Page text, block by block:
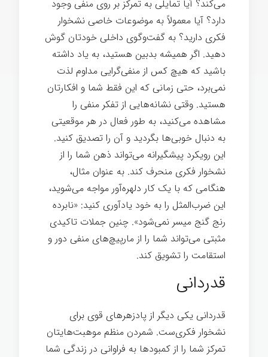
می‌کند؟ آیا تمایلی به تمرکز بر روی منفی وجود
دارد؟ آیا معمولاً به موضوعات خاصی نشخوار
فکری دارید؟ به گفت‌وگوی داخلی خودتان گوش
دهید. اگر همیشه بدبین هستید، به یاد داشته
باشید که هیچ کس از منفی‌گرایی مداوم لذت
نمی‌برد، حتی زمانی که این فقط شما و افکارتان
هستید. وقتی نشانه‌هایی از تفکر منفی را
مشاهده می‌کنید، به طور فعال در هر موقعیتی
به دنبال خوبی‌ها بگردید و آن را تصدیق کنيد.
این رویکرد پیشگیرانه می‌تواند ذهن شما را از
نشخوار فکری منحرف کند. به عنوان مثال،
هنگامی که با یک کار دلهره‌آور مواجه می‌شوید،
این ضرب‌المثل را به خود یادآوری کنيد: «نابرده
رنج گنج میسر نمی‌شود». چنین جملات تاکیدی
مثبتی می‌تواند شما را از مارپیچ‌های منفی دور و
استقامت را تشویق کند.
قدردانی
قدردانی یکی دیگر از پادزهرهای قوی برای
نشخوار فکری‌ست. شمردن منظم موهبت‌هایتان
تمرکز شما را از کمبودها به فراوانی در زندگی شما